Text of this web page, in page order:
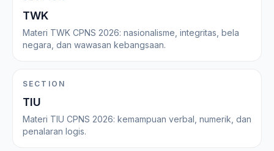
TWK
Materi TWK CPNS 2026: nasionalisme, integritas, bela
negara, dan wawasan kebangsaan.
SECTION
TIU
Materi TIU CPNS 2026: kemampuan verbal, numerik, dan
penalaran logis.